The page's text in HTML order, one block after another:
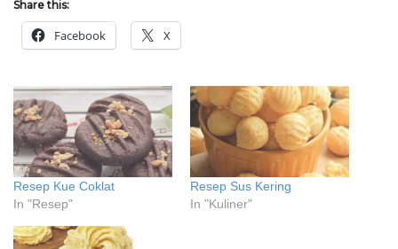
Share this:
Facebook X
Resep Kue Coklat
In "Resep"
Resep Sus Kering
In "Kuliner"